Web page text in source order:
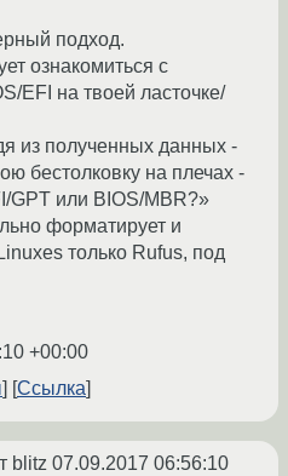
подход.
ознакомиться с
EFI на твоей ласточке/
из полученных данных -
бестолковку на плечах -
GPT или BIOS/MBR?»
форматирует и
только Rufus, под
+00:00
Ссылка
blitz 07.09.2017 06:56:10